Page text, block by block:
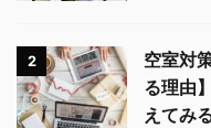
2
空室対
る理由
えてみ